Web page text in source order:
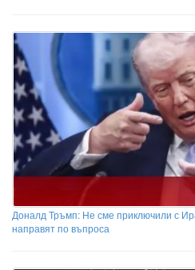
Доналд Тръмп: Не сме приключили с
направят по въпроса